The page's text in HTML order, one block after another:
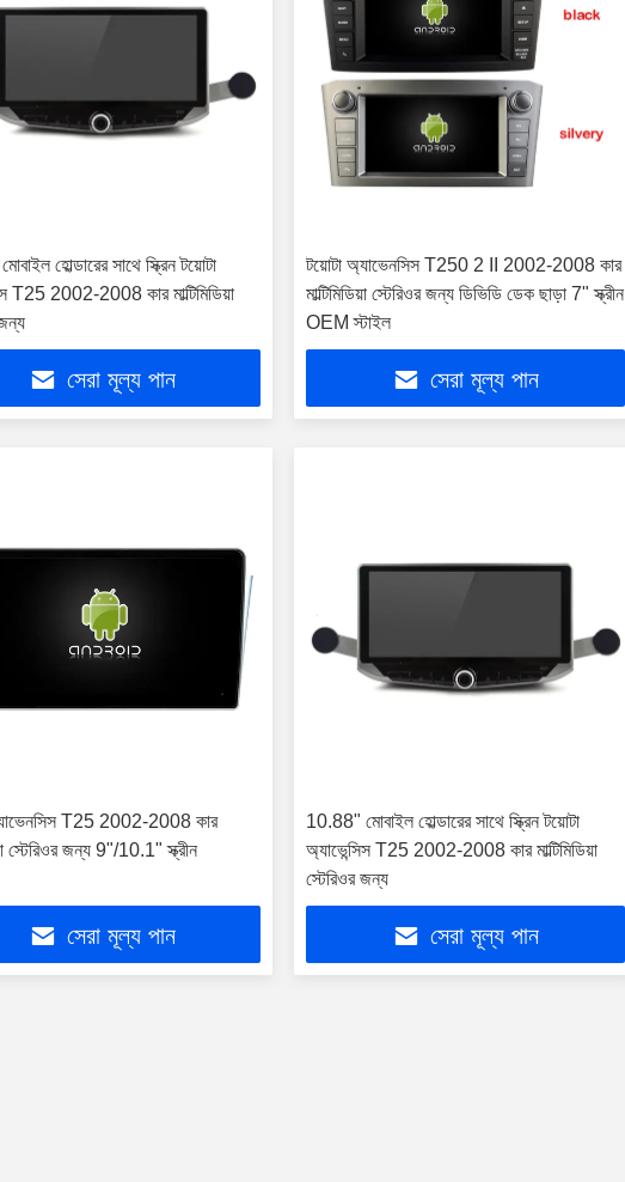
হোল্ডারের সাথে স্ক্রিন টয়োটা
T25 2002-2008 কার মাল্টিমিডিয়া
সেরা মূল্য পান
টয়োটা অ্যাভেনসিস T250 2 II 2002-2008 কার
মাল্টিমিডিয়া স্টেরিওর জন্য ডিভিডি ডেক ছাড়া 7" স্ক্রীন
OEM স্টাইল
সেরা মূল্য পান
T25 2002-2008 কার
স্টেরিওর জন্য 9"/10.1" স্ক্রীন
সেরা মূল্য পান
10.88" মোবাইল হোল্ডারের সাথে স্ক্রিন টয়োটা
অ্যাভেন্সিস T25 2002-2008 কার মাল্টিমিডিয়া
স্টেরিওর জন্য
সেরা মূল্য পান